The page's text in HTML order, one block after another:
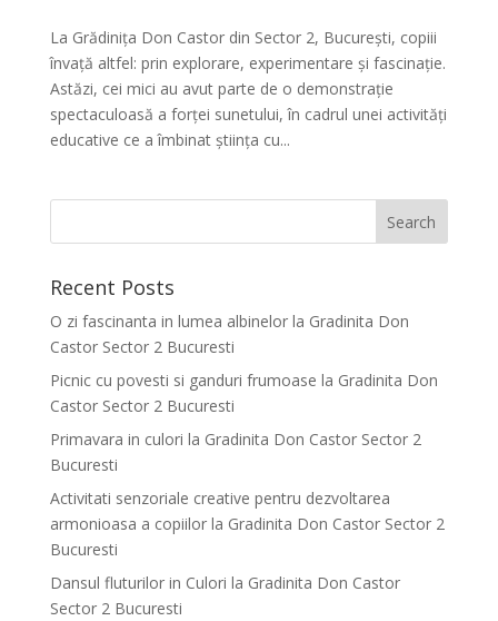
La Grădinița Don Castor din Sector 2, București, copiii
învață altfel: prin explorare, experimentare și fascinație.
Astăzi, cei mici au avut parte de o demonstrație
spectaculoasă a forței sunetului, în cadrul unei activități
educative ce a îmbinat știința cu...
Recent Posts
O zi fascinanta in lumea albinelor la Gradinita Don
Castor Sector 2 Bucuresti
Picnic cu povesti si ganduri frumoase la Gradinita Don
Castor Sector 2 Bucuresti
Primavara in culori la Gradinita Don Castor Sector 2
Bucuresti
Activitati senzoriale creative pentru dezvoltarea
armonioasa a copiilor la Gradinita Don Castor Sector 2
Bucuresti
Dansul fluturilor in Culori la Gradinita Don Castor
Sector 2 Bucuresti